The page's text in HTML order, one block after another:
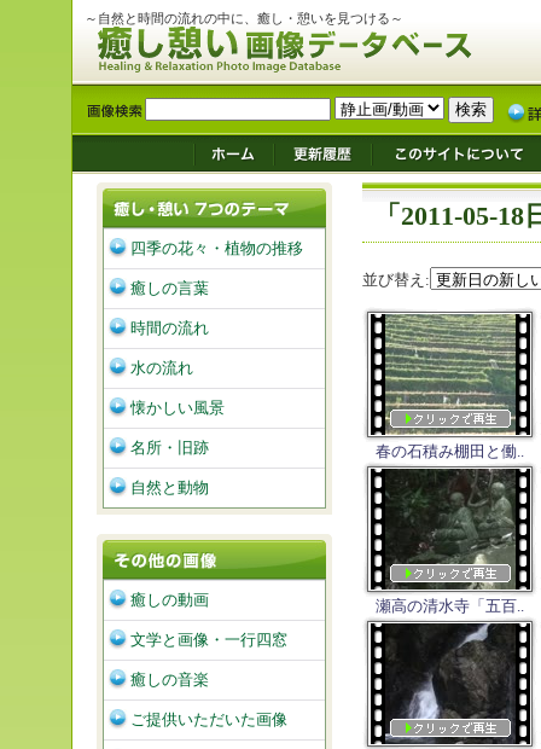
～自然と時間の流れの中に、癒し・憩いを見つける～
「2011-05-
並び替え:
春の石積み棚田と働..
瀬高の清水寺「五百..
四季の花々・植物の推移
癒しの言葉
時間の流れ
水の流れ
懐かしい風景
名所・旧跡
自然と動物
癒しの動画
文学と画像・一行四窓
癒しの音楽
ご提供いただいた画像